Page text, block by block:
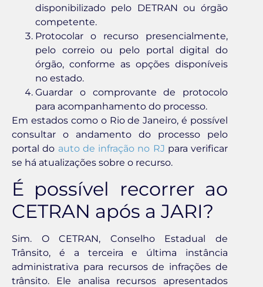
disponibilizado pelo DETRAN ou órgão
competente.
Protocolar o recurso presencialmente,
pelo correio ou pelo portal digital do
órgão, conforme as opções disponíveis
no estado.
Guardar o comprovante de protocolo
para acompanhamento do processo.
Em estados como o Rio de Janeiro, é possível
consultar o andamento do processo pelo
portal do auto de infração no RJ para verificar
se há atualizações sobre o recurso.
É possível recorrer ao
CETRAN após a JARI?
Sim. O CETRAN, Conselho Estadual de
Trânsito, é a terceira e última instância
administrativa para recursos de infrações de
trânsito. Ele analisa recursos apresentados